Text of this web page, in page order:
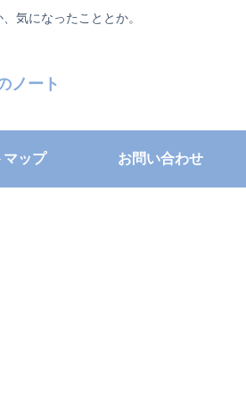
気になったこととか。
ノート
マップ お問い合わせ